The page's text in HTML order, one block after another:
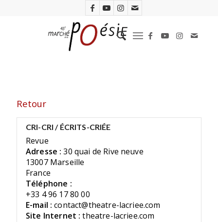
Retour
CRI-CRI / ÉCRITS-CRIÉE
Revue
Adresse : 30 quai de Rive neuve
13007 Marseille
France
Téléphone :
+33 4 96 17 80 00
E-mail : contact@theatre-lacriee.com
Site Internet : theatre-lacriee.com